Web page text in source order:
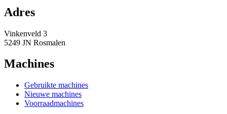
Adres
Vinkenveld 3
5249 JN Rosmalen
Machines
Gebruikte machines
Nieuwe machines
Voorraadmachines